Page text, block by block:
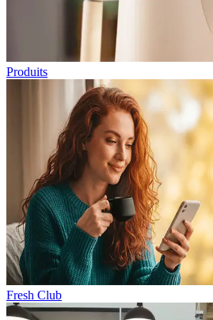
Produits
Fresh Club